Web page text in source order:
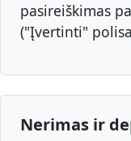
pasireiškimas
("Įvertinti"
Nerimas ir